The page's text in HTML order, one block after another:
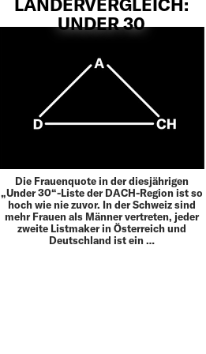
UNDER 30
Die Frauenquote in der diesjährigen
„Under 30“-Liste der DACH-Region ist so
hoch wie nie zuvor. In der Schweiz sind
mehr Frauen als Männer vertreten, jeder
zweite Listmaker in Österreich und
Deutschland ist ein …